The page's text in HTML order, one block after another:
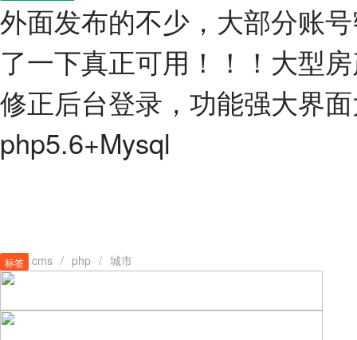
外面发布的不少，大部分账
了一下真正可用！！！大型
修正后台登录，功能强大界
php5.6+Mysql
标签 cms / php / 城市